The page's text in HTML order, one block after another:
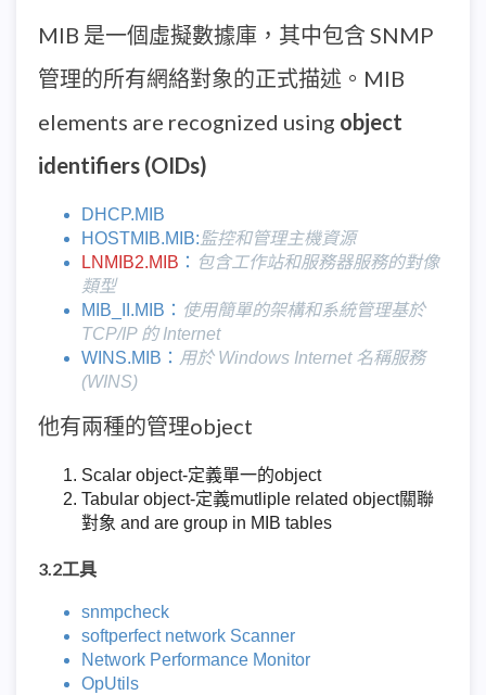
MIB 是一個虛擬數據庫，其中包含 SNMP
管理的所有網絡對象的正式描述。MIB
elements are recognized using object
identifiers (OIDs)
DHCP.MIB
HOSTMIB.MIB: 監控和管理主機資源
LNMIB2.MIB ： 包含工作站和服務器服務的對像
類型
MIB_II.MIB： 使用簡單的架構和系統管理基於
TCP/IP 的 Internet
WINS.MIB： 用於 Windows Internet 名稱服務
(WINS)
他有兩種的管理object
Scalar object-定義單一的object
Tabular object-定義mutliple related object關聯
對象 and are group in MIB tables
3.2工具
snmpcheck
softperfect network Scanner
Network Performance Monitor
OpUtils